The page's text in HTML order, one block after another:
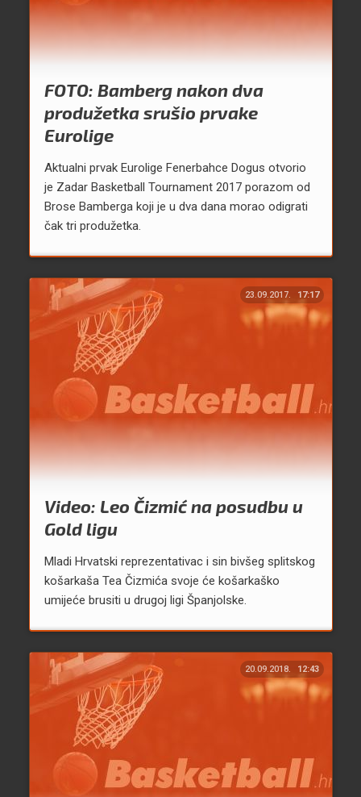
FOTO: Bamberg nakon dva
produžetka srušio prvake
Eurolige
Aktualni prvak Eurolige Fenerbahce Dogus otvorio
je Zadar Basketball Tournament 2017 porazom od
Brose Bamberga koji je u dva dana morao odigrati
čak tri produžetka.
23.09.2017. 17:17
Video: Leo Čizmić na posudbu u
Gold ligu
Mladi Hrvatski reprezentativac i sin bivšeg splitskog
košarkaša Tea Čizmića svoje će košarkaško
umijeće brusiti u drugoj ligi Španjolske.
20.09.2018. 12:43